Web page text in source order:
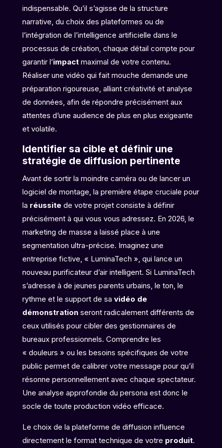
indispensable. Qu’il s’agisse de la structure
narrative, du choix des plateformes ou de
l’intégration de l’intelligence artificielle dans le
processus de création, chaque détail compte pour
garantir l’impactmaximal de votre contenu.
Réaliser une vidéo qui fait mouche demande une
préparation rigoureuse, alliant créativité et analyse
de données, afin de répondre précisément aux
attentes d’une audience de plus en plus exigeante
et volatile.
Identifier sa cible et définir une
stratégie de diffusion pertinente
Avant de sortir la moindre caméra ou de lancer un
logiciel de montage, la première étape cruciale pour
la réussite de votre projet consiste à définir
précisément à qui vous vous adressez. En 2026, le
marketing de masse a laissé place à une
segmentation ultra-précise. Imaginez une
entreprise fictive, « LuminaTech », qui lance un
nouveau purificateur d’air intelligent. Si LuminaTech
s’adresse à de jeunes parents urbains, le ton, le
rythme et le support de sa vidéo de
démonstrationseront radicalement différents de
ceux utilisés pour cibler des gestionnaires de
bureaux professionnels. Comprendre les
« douleurs » ou les besoins spécifiques de votre
public permet de calibrer votre message pour qu’il
résonne personnellement avec chaque spectateur.
Une analyse approfondie du persona est donc le
socle de toute production vidéo efficace.
Le choix de la plateforme de diffusion influence
directement le format technique de votre produit.